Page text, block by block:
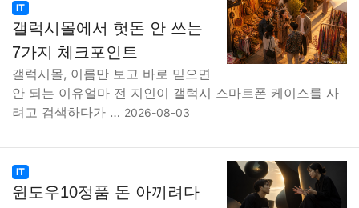
IT
갤럭시몰에서 헛돈 안 쓰는
7가지 체크포인트
갤럭시몰, 이름만 보고 바로 믿으면
안 되는 이유얼마 전 지인이 갤럭시 스마트폰 케이스를 사
려고 검색하다가 … 2026-08-03
IT
윈도우10정품 돈 아끼려다